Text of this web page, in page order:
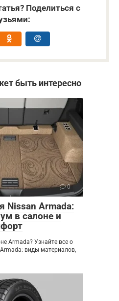
Поделиться с
быть интересно
0
Nissan Armada:
в салоне и
Armada? Узнайте все о
виды материалов,